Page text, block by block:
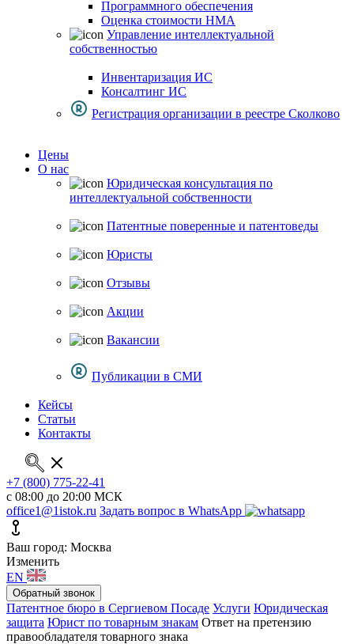
Программного обеспечения
Оценка стоимости НМА
Управление интеллектуальной
собственностью
Инвентаризация ИС
Консалтинг ИС
Регистрация организации в реестре Сколково
Цены
О нас
Юридическая консультация по
интеллектуальной собственности
Патентные поверенные и патентоведы
Юристы
Отзывы
Акции
Вакансии
Публикации в СМИ
Кейсы
Статьи
Контакты
+7 (800) 775-22-41
с 08:00 до 20:00 МСК
office1@1istok.ru Задать вопрос в WhatsApp
Ваш город: Москва
Изменить
EN
Обратный звонок
Патентное бюро в Сергиевом Посаде Услуги Юридическая
защита Юрист по товарным знакам Ответ на претензию
правообладателя товарного знака